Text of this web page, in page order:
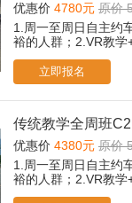
优惠价 4780元 原价
1.周一至周日自主约
裕的人群；2.VR教学
听可后台提交报名，
系！）
立即报名
传统教学全周班C2
优惠价 4380元 原价
1.周一至周日自主约
裕的人群；2.VR教学